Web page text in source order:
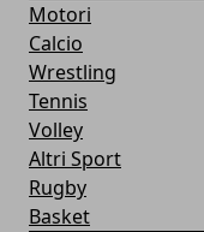
Motori
Calcio
Wrestling
Tennis
Volley
Altri Sport
Rugby
Basket